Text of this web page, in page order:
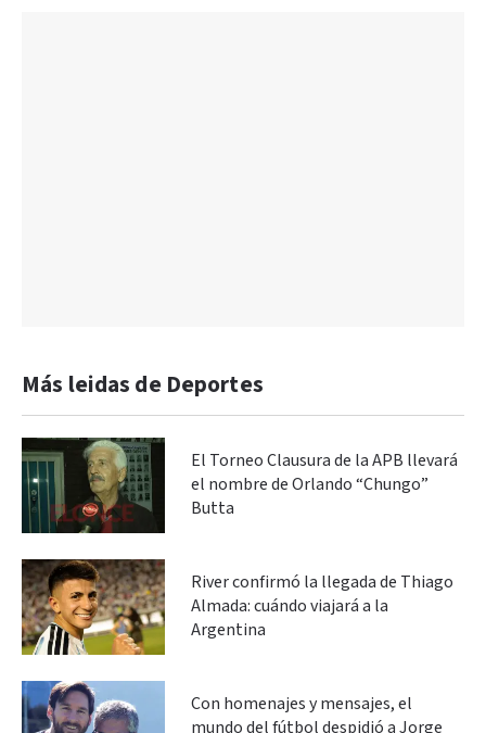
Más leidas de Deportes
El Torneo Clausura de la APB llevará
el nombre de Orlando “Chungo”
Butta
River confirmó la llegada de Thiago
Almada: cuándo viajará a la
Argentina
Con homenajes y mensajes, el
mundo del fútbol despidió a Jorge